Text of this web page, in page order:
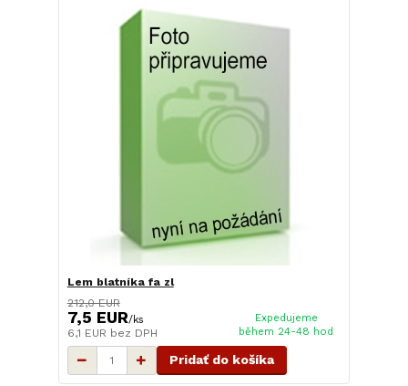
Lem blatníka fa zl
212,0 EUR
7,5 EUR/ks
6,1 EUR bez DPH
Expedujeme
během 24-48 hod
Pridať do košíka